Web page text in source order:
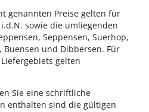
genannten Preise gelten für
sowie die umliegenden
Seppensen, Suerhop,
Buensen und Dibbersen. Für
gelten
Sie eine schriftliche
enthalten sind die gültigen